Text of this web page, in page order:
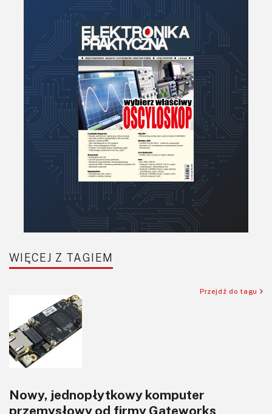
WIĘCEJ Z TAGIEM
Przejdź do tagu
Nowy, jednopłytkowy komputer
przemysłowy od firmy Gateworks